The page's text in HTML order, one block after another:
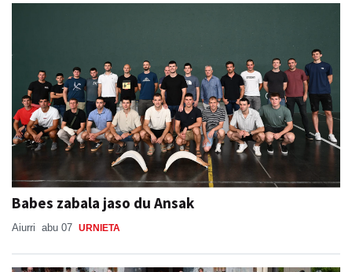
Babes zabala jaso du Ansak
Aiurri abu 07 URNIETA